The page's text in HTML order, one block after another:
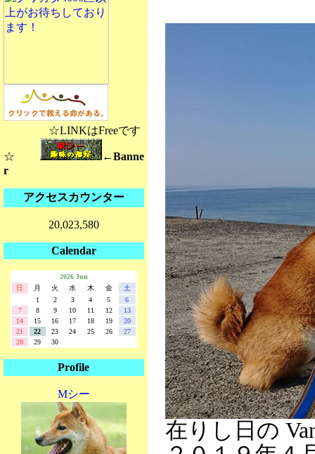
☆LINKはFreeです
☆
←Banne
r
アクセスカウンター
20,023,580
Calendar
2026 Jun
日
月 火 水 木 金
土
1
2 3 4 5
6
7
8 9 10 11 12
13
14
15 16 17 18 19
20
21
22 23 24 25 26
27
28
29 30
Profile
Mシー
在りし日の